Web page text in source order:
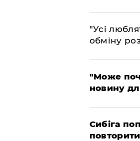
"Усі
обміну
"Може
новину
Сибіга